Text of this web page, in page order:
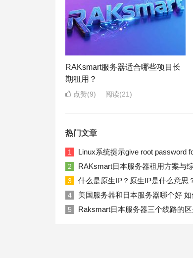
RAKsmart服务器适合哪些项目长
期租用？
点赞(9) 阅读(21)
热门文章
1 Linux系统提示give root password
2 RAKsmart日本服务器租用方案与
3 什么是原生IP？原生IP是什么意思
4 美国服务器和日本服务器哪个好 如
5 Raksmart日本服务器三个线路的区